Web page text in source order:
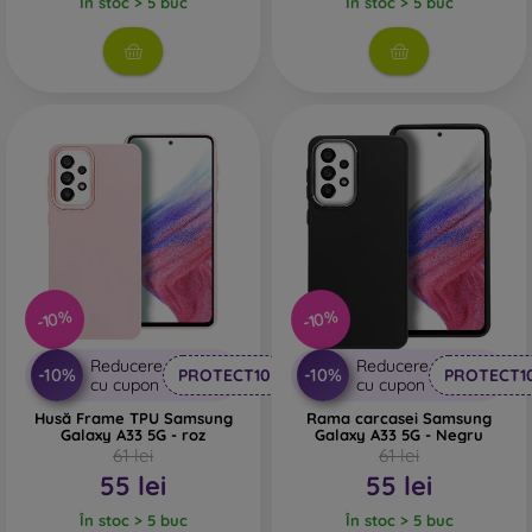
prezent foarte important.
Pe magazinul nostru online
veți găsi zeci de huse
Trebuie doar să o alegeți pe cea potrivită pentru
dumneavoastră.
-10%
-10%
Reducere
cu cupon
PROTECT10
Husă Frame TPU Samsung
Galaxy A33 5G - roz
61 lei
55 lei
În stoc > 5 buc
-10%
-10%
Reducere
cu cupon
Rama carcasei Samsung
Galaxy A33 5G - Negru
61 lei
55 lei
În stoc > 5 buc